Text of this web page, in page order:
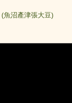
(魚沼產津張大豆)